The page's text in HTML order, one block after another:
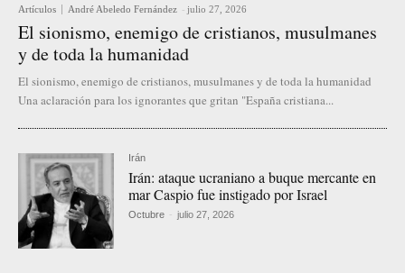
Artículos André Abeledo Fernández - julio 27, 2026
El sionismo, enemigo de cristianos, musulmanes
y de toda la humanidad
El sionismo, enemigo de cristianos, musulmanes y de toda la humanidad
Una aclaración para los ignorantes que gritan "España cristiana...
Irán
Irán: ataque ucraniano a buque mercante en
mar Caspio fue instigado por Israel
Octubre - julio 27, 2026